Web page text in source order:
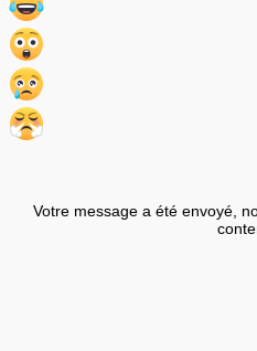
Votre message a été envoyé,